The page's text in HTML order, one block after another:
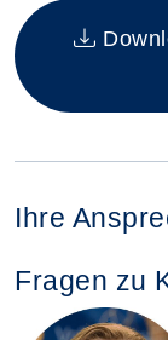
Ihre
Fragen zu